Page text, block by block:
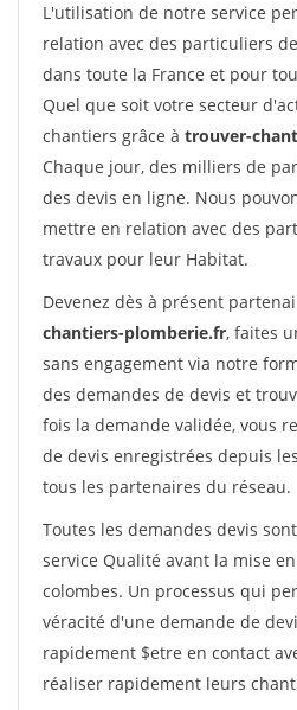
L'utilisation de notre service
relation avec des particuliers
dans toute la France et pour
Quel que soit votre secteur
chantiers grâce à trouver-
Chaque jour, des milliers de
des devis en ligne. Nous
mettre en relation avec des
travaux pour leur Habitat.
Devenez dès à présent
chantiers-plomberie.fr, faites
sans engagement via notre
des demandes de devis et
fois la demande validée, vous
de devis enregistrées depuis
tous les partenaires du réseau.
Toutes les demandes devis
service Qualité avant la mise
colombes. Un processus qui
véracité d'une demande de
rapidement $etre en contact
réaliser rapidement leurs